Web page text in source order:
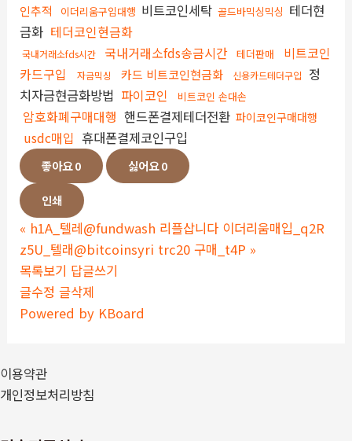
인추적
이더리움구입대행 비트코인세탁 골드바믹싱믹싱 테더현
금화 테더코인현금화
국내거래소fds시간 국내거래소fds송금시간 테더판매
비트코인
카드구입
자금믹싱 카드 비트코인현금화 신용카드테더구입
정
치자금현금화방법 파이코인 비트코인 손대손
암호화폐구매대행 핸드폰결제테더전환 파이코인구매대행
usdc매입 휴대폰결제코인구입
좋아요0 싫어요0
인쇄
« h1A_텔레@fundwash 리플삽니다 이더리움매입_q2R
z5U_텔래@bitcoinsyri trc20 구매_t4P »
목록보기 답글쓰기
글수정 글삭제
Powered by KBoard
이용약관
개인정보처리방침